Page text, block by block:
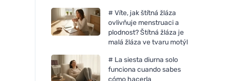
# Víte, jak štítná žláza
ovlivňuje menstruaci a
plodnost? Štítná žláza je
malá žláza ve tvaru motýl
# La siesta diurna solo
funciona cuando sabes
cómo hacerla